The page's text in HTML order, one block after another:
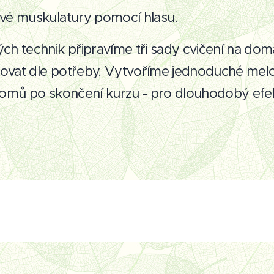
muskulatury pomocí hlasu.
technik připravíme tři sady cvičení na
dle potřeby. Vytvoříme jednoduché
po skončení kurzu - pro dlouhodobý